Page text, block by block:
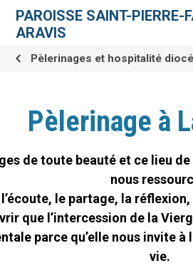
contenu.
navigation
personnelsPAROISSE SAINT-PIERRE-
ARAVIS
Pèlerinages et hospitalité
Pèlerinage à
de toute beauté et ce lieu
nous
le partage, la
que l’intercession de la
parce qu’elle nous invite
vie.